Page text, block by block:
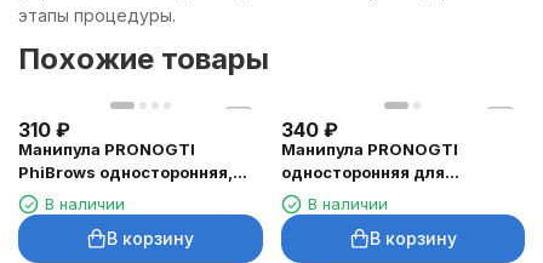
этапы процедуры.
Похожие товары
310 ₽
Манипула PRONOGTI
PhiBrows односторонняя,
чернаяВ наличии
В корзину
340 ₽
Манипула PRONOGTI
односторонняя для
микроблейдинга
В наличии
В корзину